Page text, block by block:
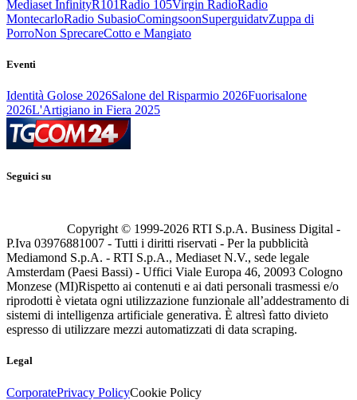
Mediaset InfinityR101 Radio 105Virgin RadioRadio
MontecarloRadio SubasioComingsoonSuperguidatvZuppa di
PorroNon SprecareCotto e Mangiato
Eventi
Identità Golose 2026Salone del Risparmio 2026Fuorisalone
2026L'Artigiano in Fiera 2025
Seguici su
Copyright © 1999-2026 RTI S.p.A. Business Digital -
P.Iva 03976881007 - Tutti i diritti riservati - Per la pubblicità
Mediamond S.p.A. - RTI S.p.A., Mediaset N.V., sede legale
Amsterdam (Paesi Bassi) - Uffici Viale Europa 46, 20093 Cologno
Monzese (MI)Rispetto ai contenuti e ai dati personali trasmessi e/o
riprodotti è vietata ogni utilizzazione funzionale all’addestramento di
sistemi di intelligenza artificiale generativa. È altresì fatto divieto
espresso di utilizzare mezzi automatizzati di data scraping.
Legal
CorporatePrivacy PolicyCookie Policy